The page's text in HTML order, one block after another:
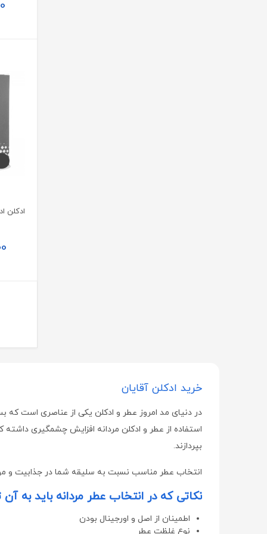
ویتا آریا | Vita Aria
سامکس | Samex
لایسل | liesel
اسکین شیک | Skin Chic
خرید ادکلن آقایان
در دنیای مد امروز عطر و ادکلن یکی از عناصری است
استفاده از عطر و ادکلن مردانه افزایش چشمگیری داشته
بپردازند.
انتخاب عطر مناسب نسبت به سلیقه شما در جذابیت و
نکاتی که در انتخاب عطر مردانه باید به
اطمینان از اصل و اورجینال بودن
نوع غلظت عطر